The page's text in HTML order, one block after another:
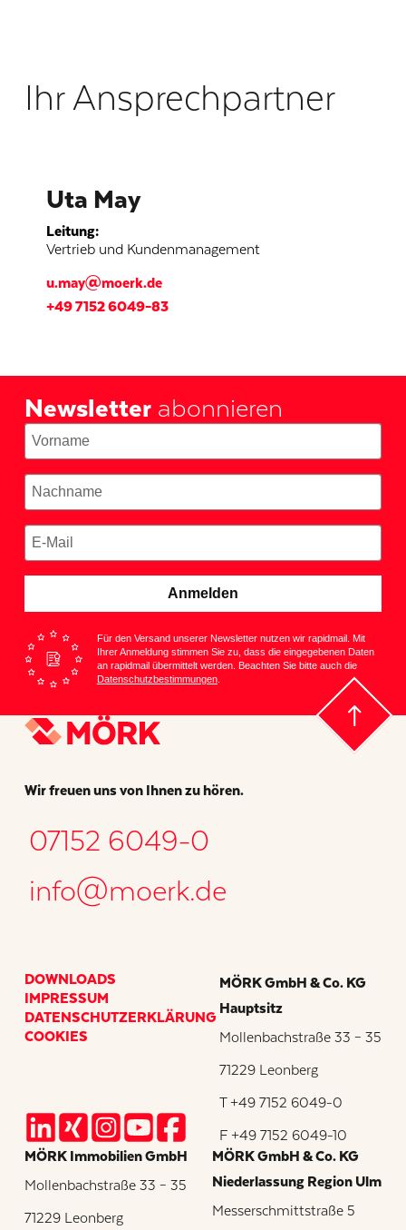
Ihr Ansprechpartner
Uta May
Leitung:
Vertrieb und Kundenmanagement
u.may@moerk.de
+49 7152 6049–83
Newsletterabonnieren
Anmelden
Für den Versand unserer Newsletter nutzen wir rapidmail. Mit
Ihrer Anmeldung stimmen Sie zu, dass die eingegebenen Daten
an rapidmail übermittelt werden. Beachten Sie bitte auch die
Datenschutzbestimmungen.
Wir freuen uns von Ihnen zu hören.
07152 6049-0
info@moerk.de
DOWNLOADS
IMPRESSUM
DATENSCHUTZERKLÄRUNG
COOKIES
MÖRK GmbH & Co. KG
Hauptsitz
Mollenbachstraße 33 – 35
71229 Leonberg
T +49 7152 6049-0
F +49 7152 6049-10
MÖRK Immobilien GmbH
Mollenbachstraße 33 – 35
71229 Leonberg
MÖRK GmbH & Co. KG
Niederlassung Region Ulm
Messerschmittstraße 5